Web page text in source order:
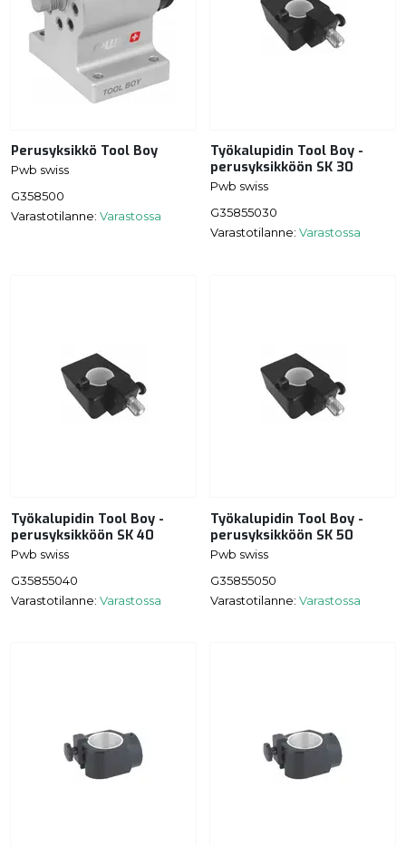
Perusyksikkö Tool Boy
Pwb swiss
G358500
Varastotilanne: Varastossa
Työkalupidin Tool Boy -
perusyksikköön SK 30
Pwb swiss
G35855030
Varastotilanne: Varastossa
Työkalupidin Tool Boy -
perusyksikköön SK 40
Pwb swiss
G35855040
Varastotilanne: Varastossa
Työkalupidin Tool Boy -
perusyksikköön SK 50
Pwb swiss
G35855050
Varastotilanne: Varastossa